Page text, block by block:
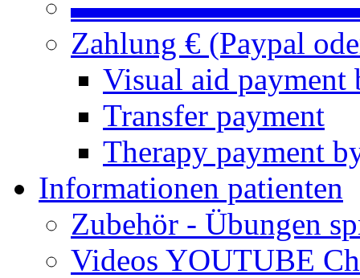
Zahlung € (Paypal
Visual aid payment
Transfer payment
Therapy payment
Informationen patienten
Zubehör - Übungen
Videos YOUTUBE